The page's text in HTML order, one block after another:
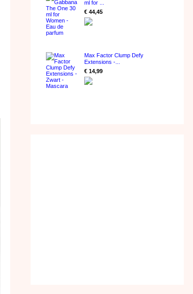
ml for ...
€ 44,45
Max Factor Clump Defy
Extensions -...
€ 14,99